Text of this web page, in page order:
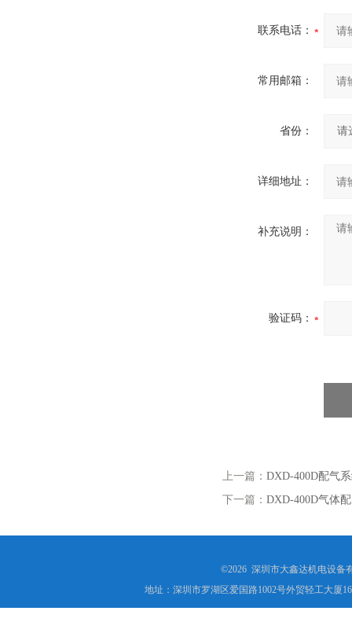
联系电话：
常用邮箱：
省份：
详细地址：
补充说明：
验证码：
上一篇： DXD-400D配气
下一篇： DXD-400D气体
©2026 深圳市大鑫达机电设备
地址：深圳市罗湖区爱国路1002号外贸轻工大厦